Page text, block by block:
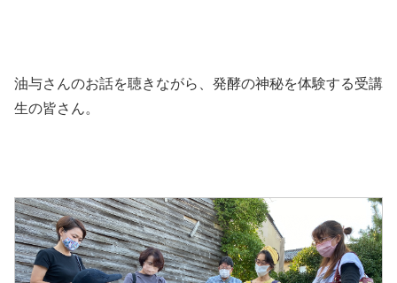
油与さんのお話を聴きながら、発酵の神秘を体験する受講
生の皆さん。